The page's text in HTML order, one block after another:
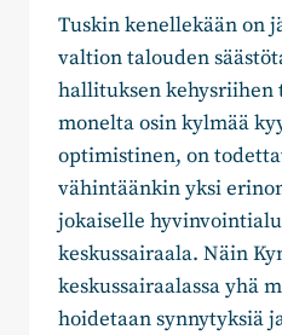
Tuskin kenellekään on
valtion talouden
hallituksen kehysriihen
monelta osin kylmää
optimistinen, on
vähintäänkin yksi
jokaiselle
keskussairaala. Näin
keskussairaalassa yhä
hoidetaan synnytyksiä